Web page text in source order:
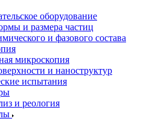
оборудование
и размера частиц
и фазового состава
микроскопия
и наноструктур
испытания
и реология